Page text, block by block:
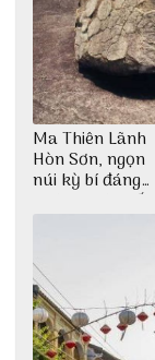
Ma Thiên Lãnh
Hòn Sơn, ngọn
núi kỳ bí đáng
khám phá nhất